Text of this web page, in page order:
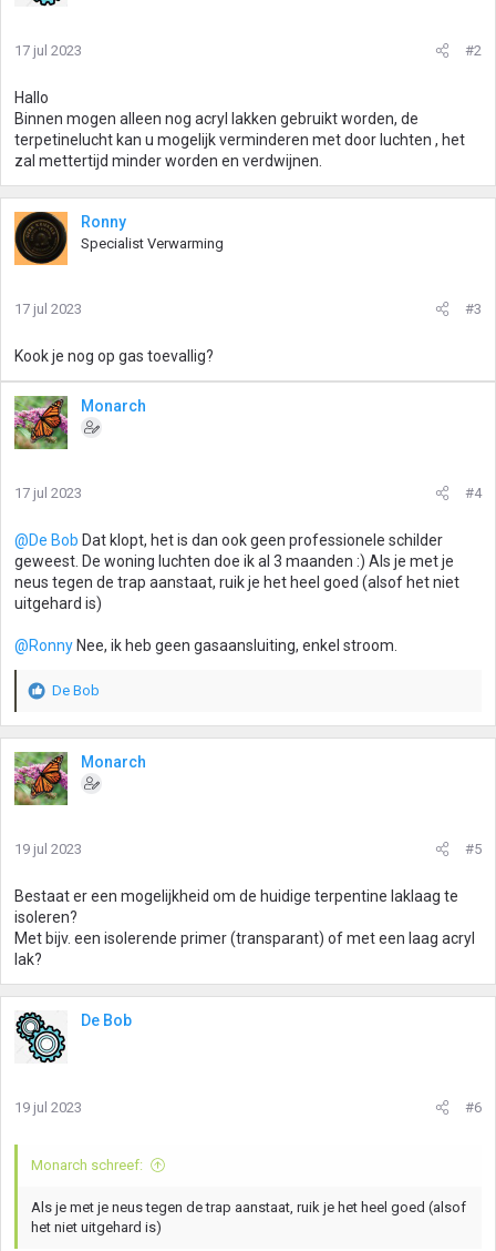
17 jul 2023 #2
Hallo
Binnen mogen alleen nog acryl lakken gebruikt worden, de
terpetinelucht kan u mogelijk verminderen met door luchten , het
zal mettertijd minder worden en verdwijnen.
Ronny
Specialist Verwarming
17 jul 2023 #3
Kook je nog op gas toevallig?
Monarch
17 jul 2023 #4
@De Bob Dat klopt, het is dan ook geen professionele schilder
geweest. De woning luchten doe ik al 3 maanden :) Als je met je
neus tegen de trap aanstaat, ruik je het heel goed (alsof het niet
uitgehard is)
@Ronny Nee, ik heb geen gasaansluiting, enkel stroom.
W
a
r
d
e
n
e
n
:
De Bob
Monarch
19 jul 2023 #5
Bestaat er een mogelijkheid om de huidige terpentine laklaag te
isoleren?
Met bijv. een isolerende primer (transparant) of met een laag acryl
lak?
De Bob
19 jul 2023 #6
Monarch schreef:
Als je met je neus tegen de trap aanstaat, ruik je het heel goed (alsof
het niet uitgehard is)